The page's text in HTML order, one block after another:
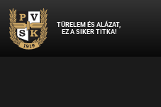
TÜRELEM ÉS ALÁZAT,
EZ A SIKER TITKA!